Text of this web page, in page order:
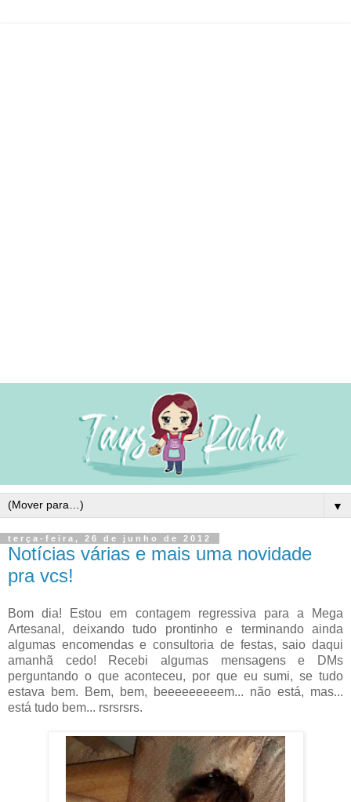
▼
terça-feira, 26 de junho de 2012
Notícias várias e mais uma novidade
pra vcs!
Bom dia! Estou em contagem regressiva para a Mega
Artesanal, deixando tudo prontinho e terminando ainda
algumas encomendas e consultoria de festas, saio daqui
amanhã cedo! Recebi algumas mensagens e DMs
perguntando o que aconteceu, por que eu sumi, se tudo
estava bem. Bem, bem, beeeeeeeeem... não está, mas...
está tudo bem... rsrsrsrs.